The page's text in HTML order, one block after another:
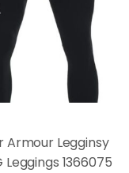
Armour Legginsy
Leggings 1366075